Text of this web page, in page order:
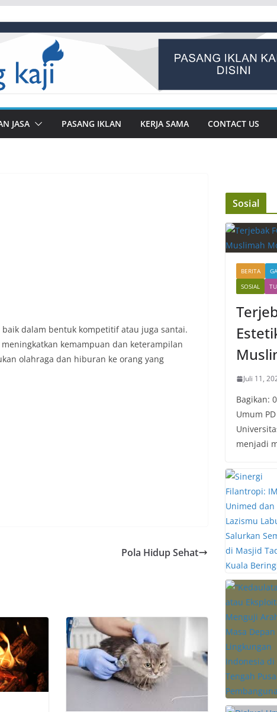
JASA PASANG IKLAN KERJA SAMA CONTACT US
dalam bentuk kompetitif atau juga santai.
kemampuan dan keterampilan
olahraga dan hiburan ke orang yang
Pola Hidup Sehat
Sosial
BERITA
SOSIAL
Juli 11,
Bagikan:
Umum
menjadi